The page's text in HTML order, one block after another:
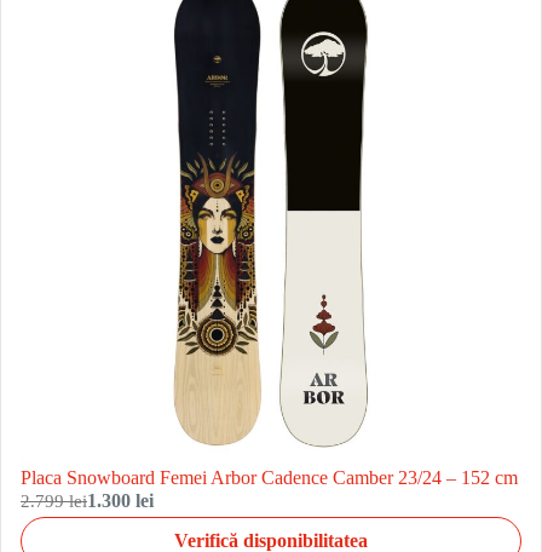
Placa Snowboard Femei Arbor Cadence Camber 23/24 – 152 cm
2.799 lei1.300 lei
Verifică disponibilitatea